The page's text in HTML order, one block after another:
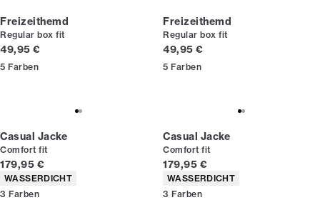
Freizeithemd
Regular box fit
Preis
49,95 €
5 Farben
Freizeithemd
Regular box fit
Preis
49,95 €
5 Farben
Casual Jacke
Comfort fit
Preis
179,95 €
Produkteigenschaften
WASSERDICHT
3 Farben
Casual Jacke
Comfort fit
Preis
179,95 €
Produkteigenschaften
WASSERDICHT
3 Farben